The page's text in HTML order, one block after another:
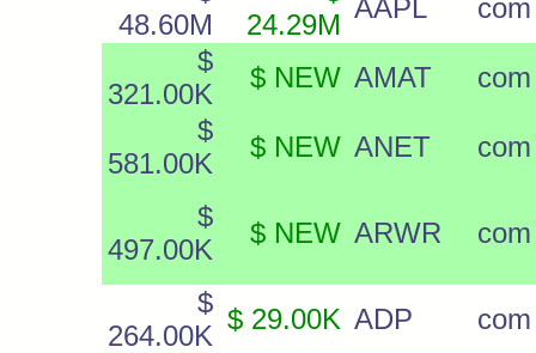
48.60M
24.29M
AAPL
com
$
321.00K
$ NEW AMAT
com
$
581.00K
$ NEW ANET
$
497.00K
$ NEW ARWR com
$
264.00K
$ 29.00K ADP
com